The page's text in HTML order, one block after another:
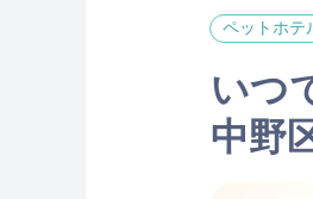
ペットホテ
いつ
中野